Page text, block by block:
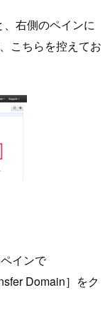
右側のペインに
こちらを控えてお
インで
Domain］をク